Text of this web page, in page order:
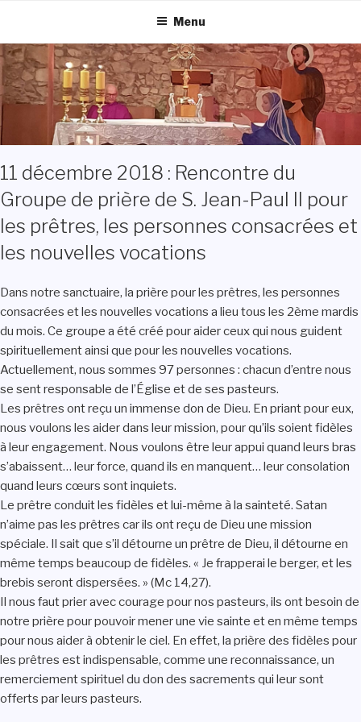
contenu
principal
Menu
11 décembre 2018 : Rencontre du
Groupe de prière de S. Jean-Paul II pour
les prêtres, les personnes consacrées et
les nouvelles vocations
Dans notre sanctuaire, la prière pour les prêtres, les personnes
consacrées et les nouvelles vocations a lieu tous les 2ème mardis
du mois. Ce groupe a été créé pour aider ceux qui nous guident
spirituellement ainsi que pour les nouvelles vocations.
Actuellement, nous sommes 97 personnes : chacun d’entre nous
se sent responsable de l’Église et de ses pasteurs.
Les prêtres ont reçu un immense don de Dieu. En priant pour eux,
nous voulons les aider dans leur mission, pour qu’ils soient fidèles
à leur engagement. Nous voulons être leur appui quand leurs bras
s’abaissent… leur force, quand ils en manquent… leur consolation
quand leurs cœurs sont inquiets.
Le prêtre conduit les fidèles et lui-même à la sainteté. Satan
n’aime pas les prêtres car ils ont reçu de Dieu une mission
spéciale. Il sait que s’il détourne un prêtre de Dieu, il détourne en
même temps beaucoup de fidèles. « Je frapperai le berger, et les
brebis seront dispersées. » (Mc 14,27).
Il nous faut prier avec courage pour nos pasteurs, ils ont besoin de
notre prière pour pouvoir mener une vie sainte et en même temps
pour nous aider à obtenir le ciel. En effet, la prière des fidèles pour
les prêtres est indispensable, comme une reconnaissance, un
remerciement spirituel du don des sacrements qui leur sont
offerts par leurs pasteurs.